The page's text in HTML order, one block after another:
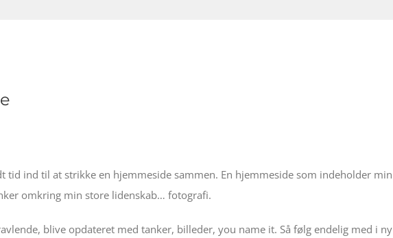
tid ind til at strikke en hjemmeside sammen. En hjemmeside som indeholder min
omkring min store lidenskab… fotografi.
blive opdateret med tanker, billeder, you name it. Så følg endelig med i ny